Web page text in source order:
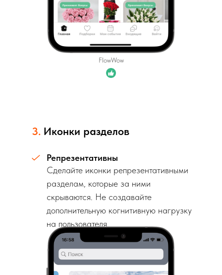
FlowWow
3. Иконки разделов
Репрезентативны
Сделайте иконки репрезентативными
разделам, которые за ними
скрываются. Не создавайте
дополнительную когнитивную нагрузку
на пользователя.